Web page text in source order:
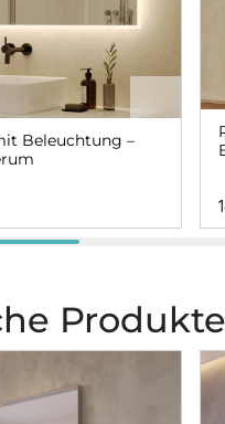
Beleuchtung –
Produkte